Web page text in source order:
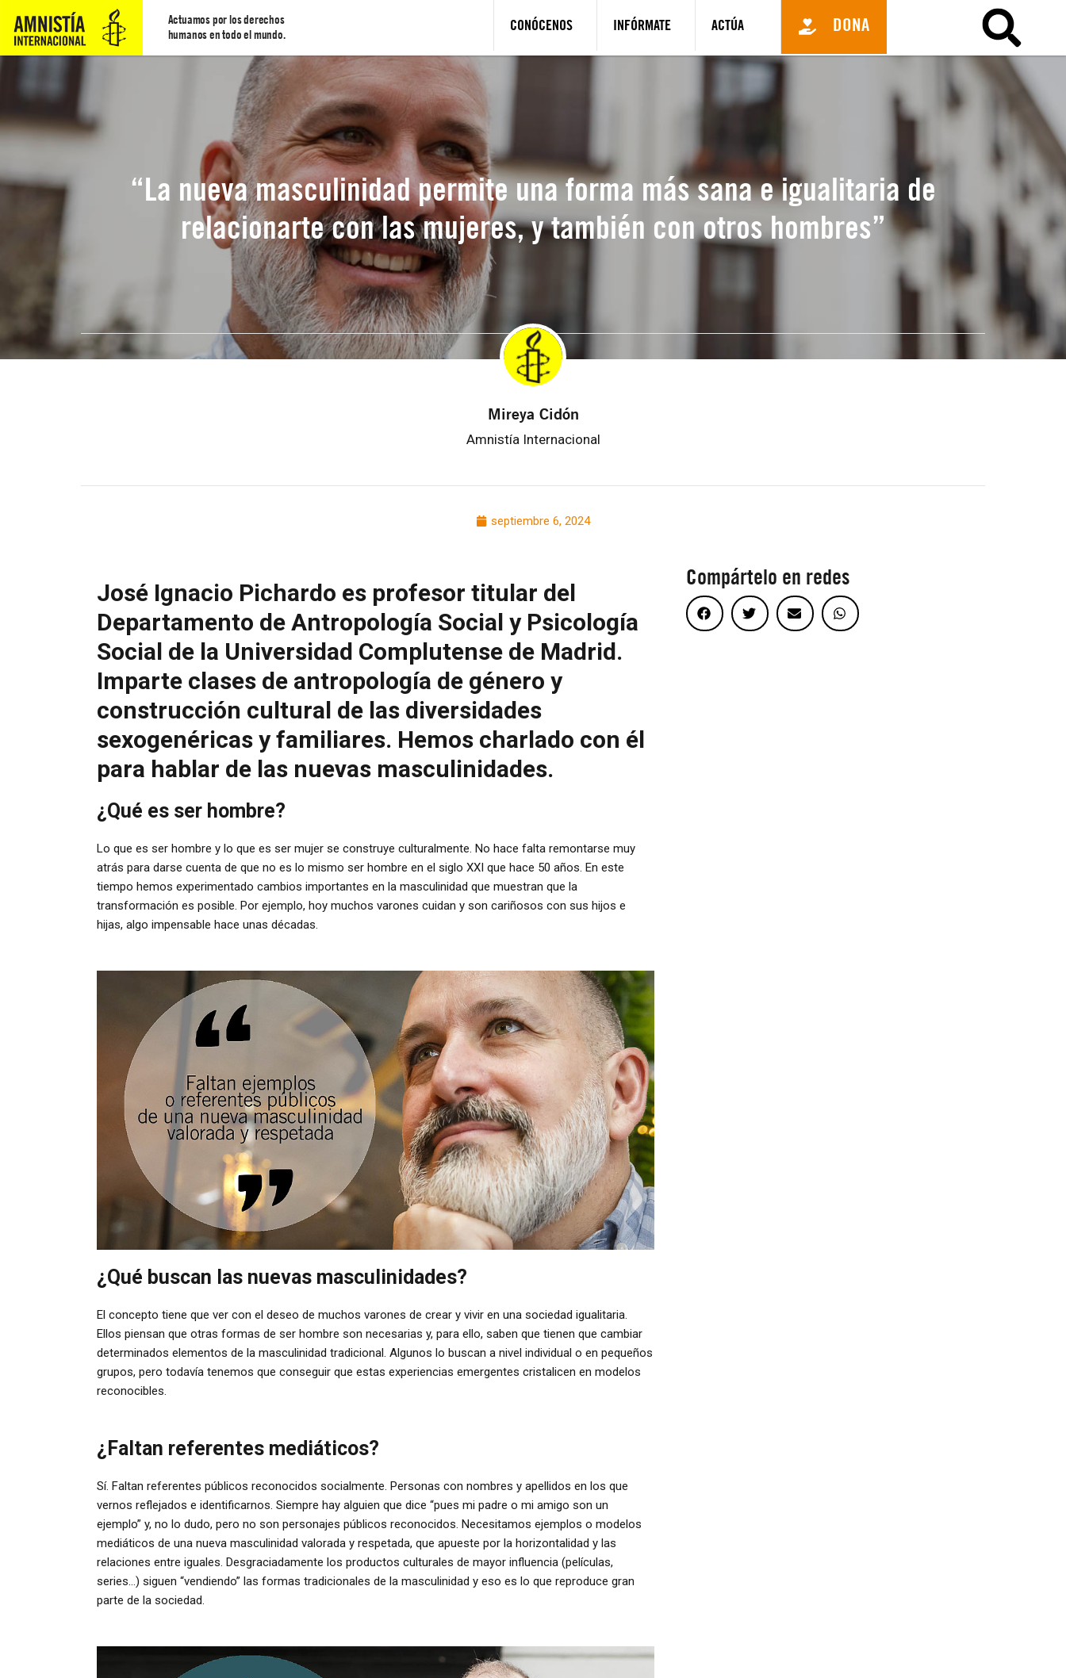
Actuamos por los derechos
humanos en todo el mundo.
CONÓCENOS INFÓRMATE ACTÚA DONA
“La nueva masculinidad permite una forma más sana e igualitaria de
relacionarte con las mujeres, y también con otros hombres”
Mireya Cidón
Amnistía Internacional
septiembre 6, 2024
José Ignacio Pichardo es profesor titular del
Departamento de Antropología Social y Psicología
Social de la Universidad Complutense de Madrid.
Imparte clases de antropología de género y
construcción cultural de las diversidades
sexogenéricas y familiares. Hemos charlado con él
para hablar de las nuevas masculinidades.
¿Qué es ser hombre?
Lo que es ser hombre y lo que es ser mujer se construye culturalmente. No hace falta remontarse muy
atrás para darse cuenta de que no es lo mismo ser hombre en el siglo XXI que hace 50 años. En este
tiempo hemos experimentado cambios importantes en la masculinidad que muestran que la
transformación es posible. Por ejemplo, hoy muchos varones cuidan y son cariñosos con sus hijos e
hijas, algo impensable hace unas décadas.
¿Qué buscan las nuevas masculinidades?
El concepto tiene que ver con el deseo de muchos varones de crear y vivir en una sociedad igualitaria.
Ellos piensan que otras formas de ser hombre son necesarias y, para ello, saben que tienen que cambiar
determinados elementos de la masculinidad tradicional. Algunos lo buscan a nivel individual o en pequeños
grupos, pero todavía tenemos que conseguir que estas experiencias emergentes cristalicen en modelos
reconocibles.
¿Faltan referentes mediáticos?
Sí. Faltan referentes públicos reconocidos socialmente. Personas con nombres y apellidos en los que
vernos reflejados e identificarnos. Siempre hay alguien que dice “pues mi padre o mi amigo son un
ejemplo” y, no lo dudo, pero no son personajes públicos reconocidos. Necesitamos ejemplos o modelos
mediáticos de una nueva masculinidad valorada y respetada, que apueste por la horizontalidad y las
relaciones entre iguales. Desgraciadamente los productos culturales de mayor influencia (películas,
series…) siguen “vendiendo” las formas tradicionales de la masculinidad y eso es lo que reproduce gran
parte de la sociedad.
Compártelo en redes